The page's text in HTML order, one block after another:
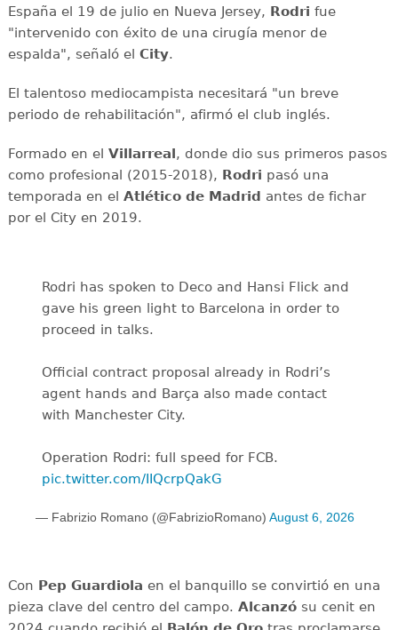
España el 19 de julio en Nueva Jersey, Rodri fue
"intervenido con éxito de una cirugía menor de
espalda", señaló el City.
El talentoso mediocampista necesitará "un breve
periodo de rehabilitación", afirmó el club inglés.
Formado en el Villarreal, donde dio sus primeros pasos
como profesional (2015-2018), Rodri pasó una
temporada en el Atlético de Madrid antes de fichar
por el City en 2019.
Rodri has spoken to Deco and Hansi Flick and
gave his green light to Barcelona in order to
proceed in talks.
Official contract proposal already in Rodri’s
agent hands and Barça also made contact
with Manchester City.
Operation Rodri: full speed for FCB.
pic.twitter.com/IIQcrpQakG
— Fabrizio Romano (@FabrizioRomano) August 6, 2026
Con Pep Guardiola en el banquillo se convirtió en una
pieza clave del centro del campo. Alcanzósu cenit en